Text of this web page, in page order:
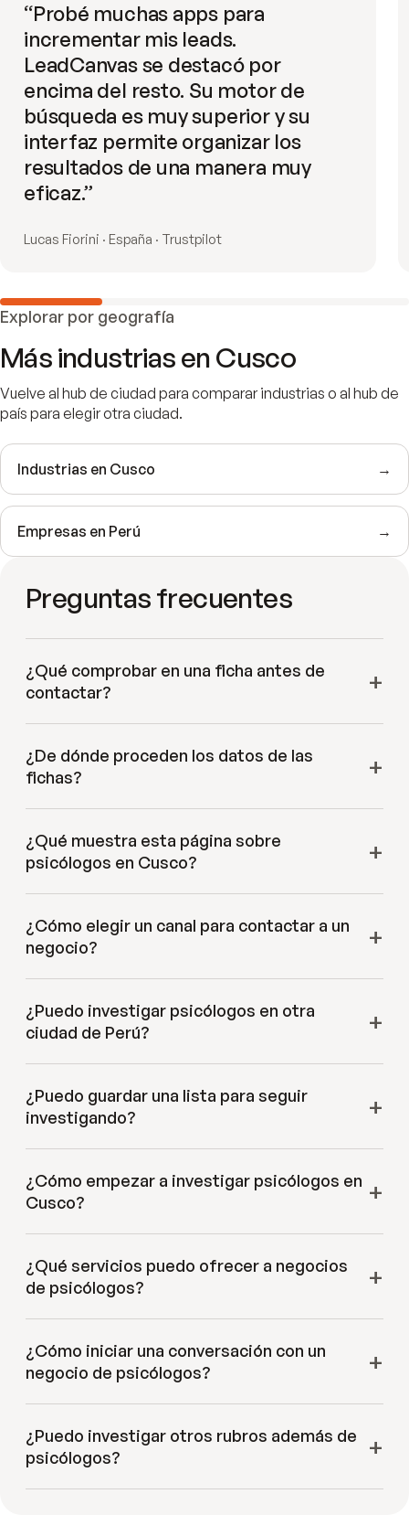
“Probé muchas apps para
incrementar mis leads.
LeadCanvas se destacó por
encima del resto. Su motor de
búsqueda es muy superior y su
interfaz permite organizar los
resultados de una manera muy
eficaz.”
Lucas Fiorini · España · Trustpilot
Explorar por geografía
Más industrias enCusco
Vuelve al hub de ciudad para comparar industrias o al hub de
país para elegir otra ciudad.
Industrias en Cusco →
Empresas en Perú →
Preguntas frecuentes
¿Qué comprobar en una ficha antes de
contactar?
¿De dónde proceden los datos de las
fichas?
¿Qué muestra esta página sobre
psicólogos en Cusco?
¿Cómo elegir un canal para contactar a un
negocio?
¿Puedo investigar psicólogos en otra
ciudad de Perú?
¿Puedo guardar una lista para seguir
investigando?
¿Cómo empezar a investigar psicólogos en
Cusco?
¿Qué servicios puedo ofrecer a negocios
de psicólogos?
¿Cómo iniciar una conversación con un
negocio de psicólogos?
¿Puedo investigar otros rubros además de
psicólogos?